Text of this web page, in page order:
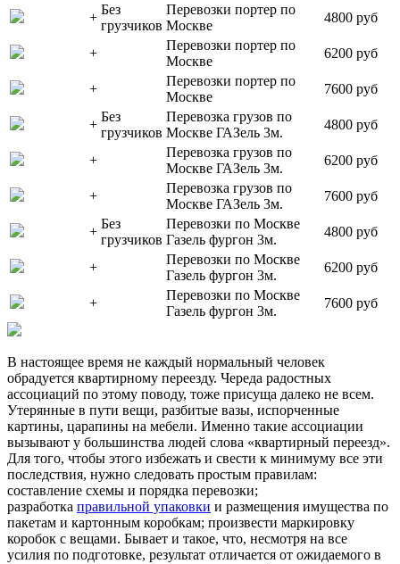
+
Без
грузчиков
Перевозки портер по
Москве
4800 руб
+
Перевозки портер по
Москве
6200 руб
+
Перевозки портер по
Москве
7600 руб
+
Без
грузчиков
Перевозка грузов по
Москве ГАЗель 3м.
4800 руб
+
Перевозка грузов по
Москве ГАЗель 3м.
6200 руб
+
Перевозка грузов по
Москве ГАЗель 3м.
7600 руб
+
Без
грузчиков
Перевозки по Москве
Газель фургон 3м.
4800 руб
+
Перевозки по Москве
Газель фургон 3м.
6200 руб
+
Перевозки по Москве
Газель фургон 3м.
7600 руб
В настоящее время не каждый нормальный человек
обрадуется квартирному переезду. Череда радостных
ассоциаций по этому поводу, тоже присуща далеко не всем.
Утерянные в пути вещи, разбитые вазы, испорченные
картины, царапины на мебели. Именно такие ассоциации
вызывают у большинства людей слова «квартирный переезд».
Для того, чтобы этого избежать и свести к минимуму все эти
последствия, нужно следовать простым правилам:
составление схемы и порядка перевозки;
разработка правильной упаковки и размещения имущества по
пакетам и картонным коробкам; произвести маркировку
коробок с вещами. Бывает и такое, что, несмотря на все
усилия по подготовке, результат отличается от ожидаемого в